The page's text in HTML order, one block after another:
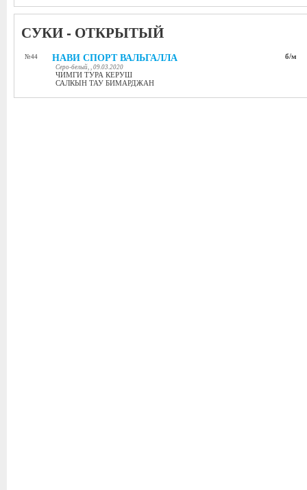
СУКИ - ОТКРЫТЫЙ
№44 НАВИ СПОРТ ВАЛЬГАЛЛА
Серо-белый, , 09.03.2020
ЧИМГИ ТУРА КЕРУШ
САЛКЫН ТАУ БИМАРДЖАН
б/м